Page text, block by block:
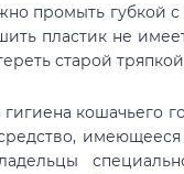
промыть губкой
пластик не
старой
кошачьего